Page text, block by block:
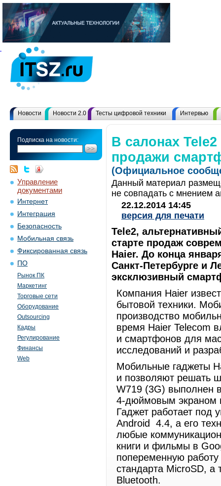
Новости Новости 2.0 Тесты цифровой техники Интервью
Подписка на новости:
Управление
документами
Интернет
Интеграция
Безопасность
Мобильная связь
Фиксированная связь
ПО
Рынок ПК
Маркетинг
Торговые сети
Оборудование
Outsourcing
Кадры
Регулирование
Финансы
Web
В салонах
продажи
(Официальное
Данный материал
не совпадать с мнением
22.12.2014 14:45
версия для печати
Tele2,
старте продаж
Haier. До конца
Санкт-Петербурге и
эксклюзивный
Компания Haier
бытовой техники.
производство
время Haier Telecom
и смартфонов для
исследований и
Мобильные гаджеты
и позволяют решать
W719 (3G) выполнен
4-дюймовым экраном
Гаджет работает под
Android 4.4, а его
любые
книги и фильмы в
попеременную
стандарта MicroSD, а
Bluetooth.